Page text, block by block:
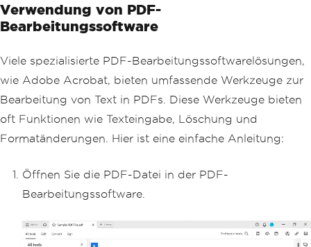
Verwendung von PDF-
Bearbeitungssoftware
Viele spezialisierte PDF-Bearbeitungssoftwarelösungen,
wie Adobe Acrobat, bieten umfassende Werkzeuge zur
Bearbeitung von Text in PDFs. Diese Werkzeuge bieten
oft Funktionen wie Texteingabe, Löschung und
Formatänderungen. Hier ist eine einfache Anleitung:
Öffnen Sie die PDF-Datei in der PDF-
Bearbeitungssoftware.